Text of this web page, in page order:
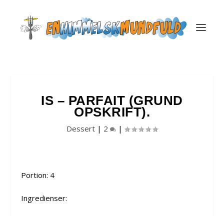
IS – PARFAIT (GRUND
OPSKRIFT).
Dessert | 2 |
Portion: 4
Ingredienser: